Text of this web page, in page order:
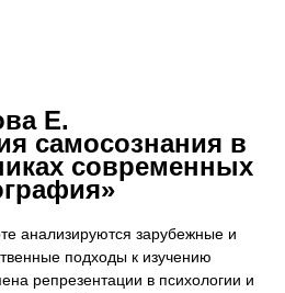
Е.
самосознания в
современных
анализируются зарубежные и
подходы к изучению
репрезентации в психологии и